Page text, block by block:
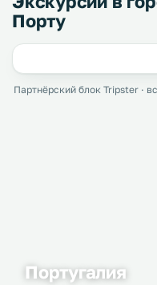
Порту
Партнёрский блок Tripster ·
Португалия